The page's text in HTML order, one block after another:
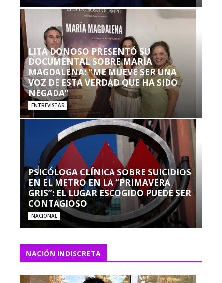
LITA DONOSO PRESENTÓ SU
DOCUMENTAL SOBRE MARÍA
MAGDALENA: “ME MUEVE SER UNA
VOZ DE ESTA VERDAD QUE HA SIDO
NEGADA”
ENTREVISTAS
PSICÓLOGA CLÍNICA SOBRE SUICIDIOS
EN EL METRO EN LA “PRIMAVERA
GRIS”: EL LUGAR ESCOGIDO PUEDE SER
CONTAGIOSO
NACIONAL
NACIÓN INDISCRETA